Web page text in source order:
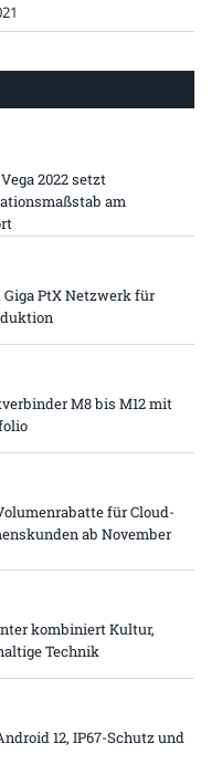
2022 setzt
am
PtX Netzwerk für
M8 bis M12 mit
für Cloud-
ab November
kombiniert Kultur,
Technik
12, IP67-Schutz und